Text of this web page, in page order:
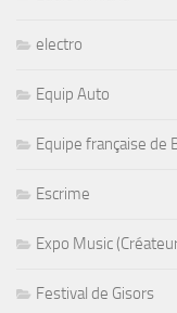
electro
Equip Auto
Equipe française de
Escrime
Expo Music
Festival de Gisors